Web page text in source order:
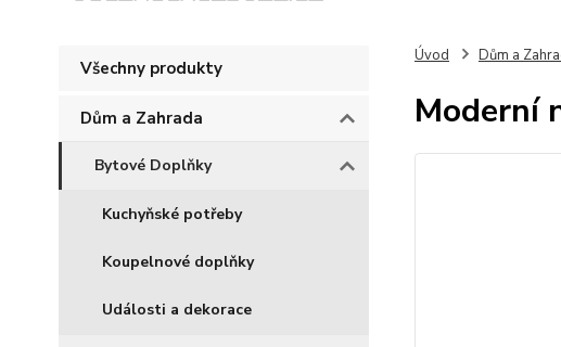
Všechny produkty
Dům a Zahrada
Bytové Doplňky
Kuchyňské potřeby
Koupelnové doplňky
Události a dekorace
Úvod Dům a
Moderní